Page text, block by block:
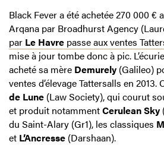
Black Fever a été achetée 270 000 €
Arqana par Broadhurst Agency
par Le Havre passe aux ventes
mise à jour tombe donc à pic.
acheté sa mère Demurely (Galileo)
ventes d’élevage Tattersalls en 2013.
de Lune (Law Society), qui courut
et produit notammentCerulean Sky
du Saint-Alary (Gr1), les classiques
et L’Ancresse (Darshaan).